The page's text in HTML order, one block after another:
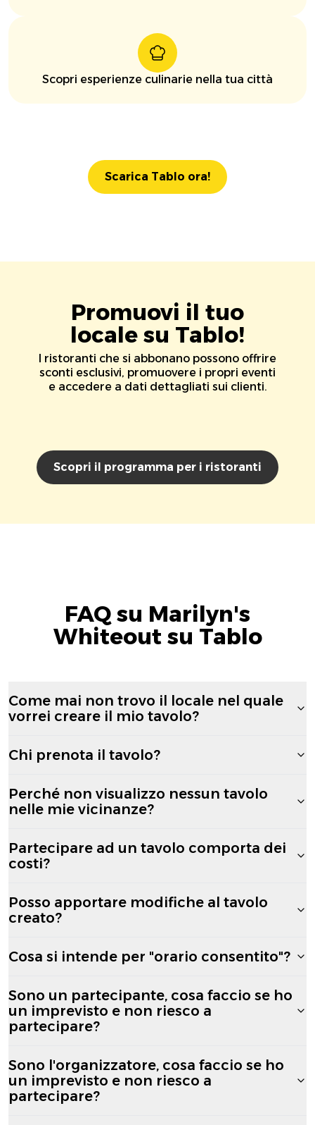
Scopri esperienze culinarie nella tua città
Scarica Tablo ora!
Promuovi il tuo
locale su Tablo!
I ristoranti che si abbonano possono offrire
sconti esclusivi, promuovere i propri eventi
e accedere a dati dettagliati sui clienti.
Scopri il programma per i ristoranti
FAQ su Marilyn's
Whiteout su Tablo
Come mai non trovo il locale nel quale
vorrei creare il mio tavolo?
Chi prenota il tavolo?
Perché non visualizzo nessun tavolo
nelle mie vicinanze?
Partecipare ad un tavolo comporta dei
costi?
Posso apportare modifiche al tavolo
creato?
Cosa si intende per "orario consentito"?
Sono un partecipante, cosa faccio se ho
un imprevisto e non riesco a
partecipare?
Sono l'organizzatore, cosa faccio se ho
un imprevisto e non riesco a
partecipare?